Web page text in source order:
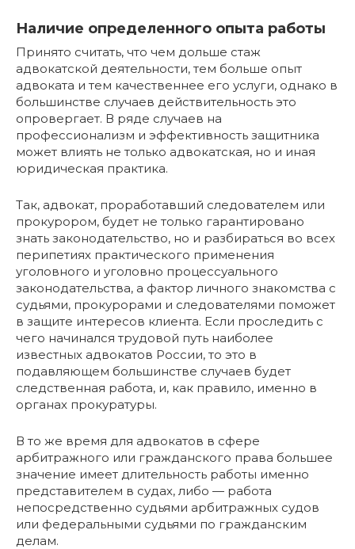
Наличие определенного опыта работы
Принято считать, что чем дольше стаж
адвокатской деятельности, тем больше опыт
адвоката и тем качественнее его услуги, однако в
большинстве случаев действительность это
опровергает. В ряде случаев на
профессионализм и эффективность защитника
может влиять не только адвокатская, но и иная
юридическая практика.
Так, адвокат, проработавший следователем или
прокурором, будет не только гарантировано
знать законодательство, но и разбираться во всех
перипетиях практического применения
уголовного и уголовно процессуального
законодательства, а фактор личного знакомства с
судьями, прокурорами и следователями поможет
в защите интересов клиента. Если проследить с
чего начинался трудовой путь наиболее
известных адвокатов России, то это в
подавляющем большинстве случаев будет
следственная работа, и, как правило, именно в
органах прокуратуры.
В то же время для адвокатов в сфере
арбитражного или гражданского права большее
значение имеет длительность работы именно
представителем в судах, либо — работа
непосредственно судьями арбитражных судов
или федеральными судьями по гражданским
делам.